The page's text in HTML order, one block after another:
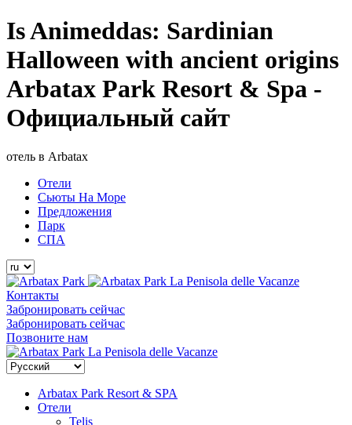
Is Animeddas: Sardinian
Halloween with ancient origins
Arbatax Park Resort & Spa -
Официальный сайт
отель в Arbatax
Отели
Сьюты На Море
Предложения
Парк
СПА
La Penisola delle Vacanze
Контакты
Забронировать сейчас
Забронировать сейчас
Позвоните нам
La Penisola delle Vacanze
Arbatax Park Resort & SPA
Отели
Telis